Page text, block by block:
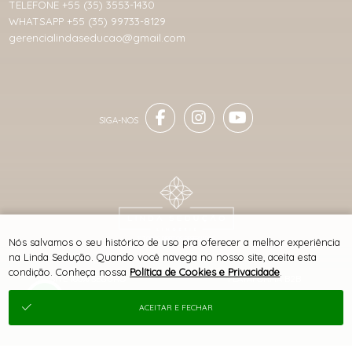
SITE 100% SEGURO PLATAFORMA B2B
TELEFONE +55 (35) 3553-1430
WHATSAPP +55 (35) 99733-8129
gerencialindaseducao@gmail.com
® TODOS DIREITOS RESERVADOS
Nós salvamos o seu histórico de uso pra oferecer a melhor experiência
na Linda Sedução. Quando você navega no nosso site, aceita esta
condição. Conheça nossa Política de Cookies e Privacidade
ACEITAR E FECHAR